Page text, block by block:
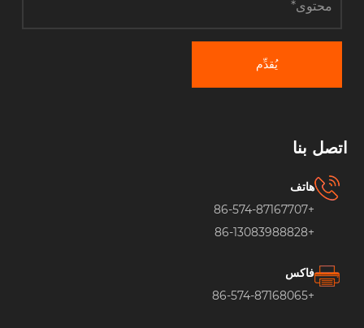
يُقدِّم
اتصل بنا
هاتف
+86-574-87167707
+86-13083988828
فاكس
+86-574-87168065